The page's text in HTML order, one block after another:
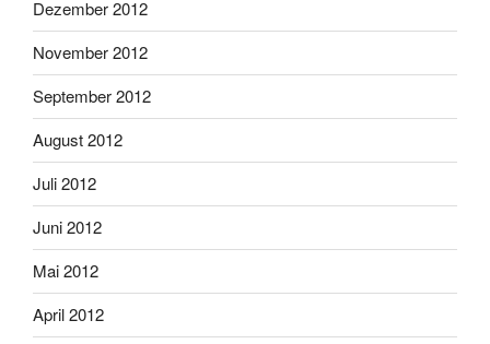
Dezember 2012
November 2012
September 2012
August 2012
Juli 2012
Juni 2012
Mai 2012
April 2012